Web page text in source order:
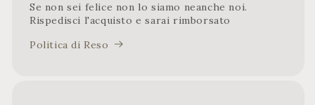
Se non sei felice non lo siamo neanche noi.
Rispedisci l'acquisto e sarai rimborsato
Politica di Reso